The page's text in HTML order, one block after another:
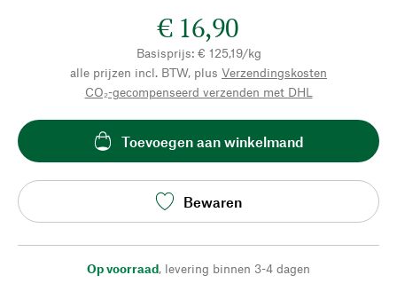
€ 16,90
Basisprijs: € 125,19/kg
alle prijzen incl. BTW, plus Verzendingskosten
CO₂-gecompenseerd verzenden met DHL
Toevoegen aan winkelmand
Bewaren
Op voorraad, levering binnen 3-4 dagen